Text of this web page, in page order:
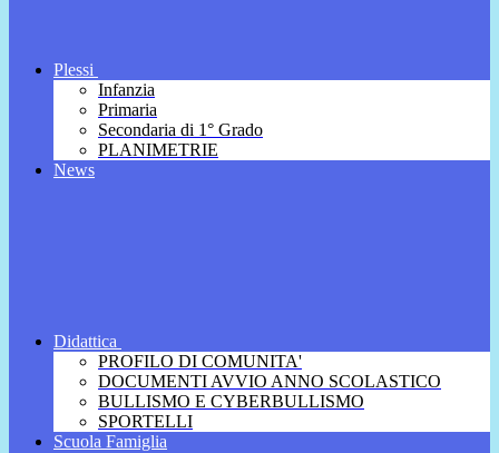
Plessi
Infanzia
Primaria
Secondaria di 1° Grado
PLANIMETRIE
News
Didattica
PROFILO DI COMUNITA'
DOCUMENTI AVVIO ANNO SCOLASTICO
BULLISMO E CYBERBULLISMO
SPORTELLI
Scuola Famiglia